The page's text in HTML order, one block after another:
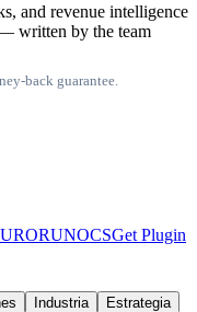
and revenue intelligence
written by the team
back guarantee.
RORUNOCSGet Plugin
Industria Estrategia